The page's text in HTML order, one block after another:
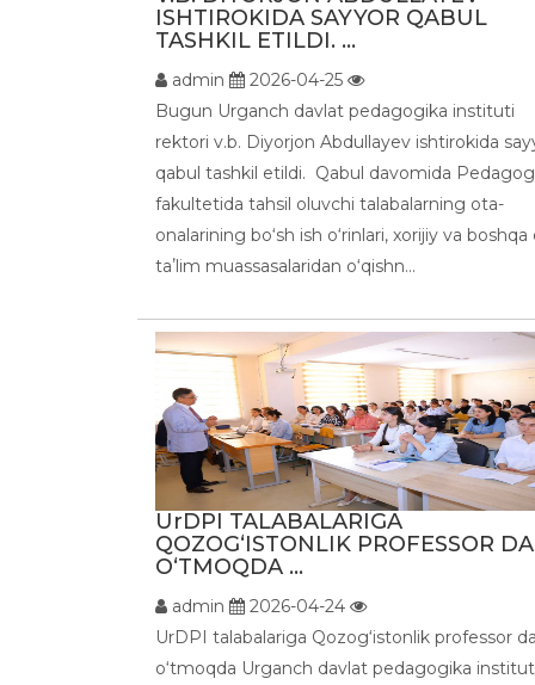
ISHTIROKIDA SAYYOR QABUL
TASHKIL ETILDI. ...
admin
2026-04-25
Bugun Urganch davlat pedagogika instituti
rektori v.b. Diyorjon Abdullayev ishtirokida
qabul tashkil etildi. Qabul davomida
fakultetida tahsil oluvchi talabalarning ota-
onalarining bo‘sh ish o‘rinlari, xorijiy va boshqa
taʼlim muassasalaridan o‘qishn...
UrDPI TALABALARIGA
QOZOG‘ISTONLIK PROFESSOR
O‘TMOQDA ...
admin
2026-04-24
UrDPI talabalariga Qozog‘istonlik professor
o‘tmoqda Urganch davlat pedagogika